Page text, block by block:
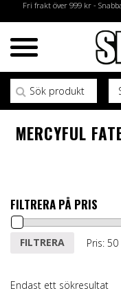
Fri frakt över 999 kr -
Sök efter:
MERCYFUL
FILTRERA PÅ PRIS
Min
MaxFILTRERA Pris: 50
Endast ett sökresultat